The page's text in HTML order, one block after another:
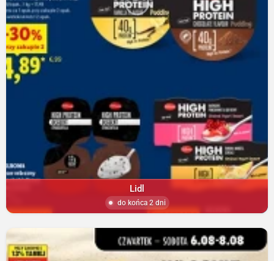
Lidl
do końca 2 dni